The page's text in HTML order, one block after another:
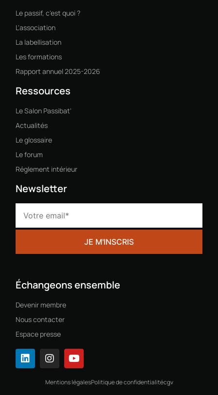
Le passif, c'est quoi ?
L'association
La labellisation
Les formations
Rapport annuel 2025-2026
Ressources
Le Salon Passibat'
Actualités
Le glossaire
Le forum
Réglement intérieur
Newsletter
Échangeons ensemble
Devenir membre
Nous contacter
Espace presse
Mentions légalesPolitique de confidentialitécgv